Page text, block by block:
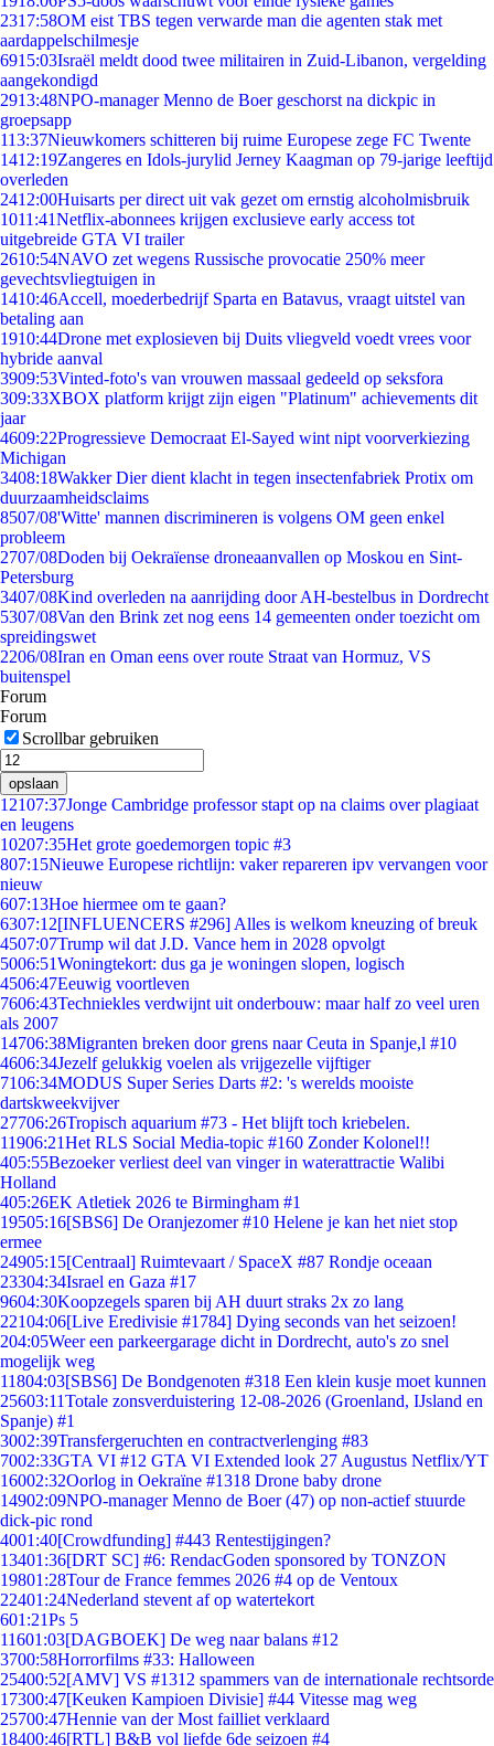
2317:58OM eist TBS tegen verwarde man die agenten stak met
aardappelschilmesje
6915:03Israël meldt dood twee militairen in Zuid-Libanon, vergelding
aangekondigd
2913:48NPO-manager Menno de Boer geschorst na dickpic in
groepsapp
113:37Nieuwkomers schitteren bij ruime Europese zege FC Twente
1412:19Zangeres en Idols-jurylid Jerney Kaagman op 79-jarige leeftijd
overleden
2412:00Huisarts per direct uit vak gezet om ernstig alcoholmisbruik
1011:41Netflix-abonnees krijgen exclusieve early access tot
uitgebreide GTA VI trailer
2610:54NAVO zet wegens Russische provocatie 250% meer
gevechtsvliegtuigen in
1410:46Accell, moederbedrijf Sparta en Batavus, vraagt uitstel van
betaling aan
1910:44Drone met explosieven bij Duits vliegveld voedt vrees voor
hybride aanval
3909:53Vinted-foto's van vrouwen massaal gedeeld op seksfora
309:33XBOX platform krijgt zijn eigen "Platinum" achievements dit
jaar
4609:22Progressieve Democraat El-Sayed wint nipt voorverkiezing
Michigan
3408:18Wakker Dier dient klacht in tegen insectenfabriek Protix om
duurzaamheidsclaims
8507/08'Witte' mannen discrimineren is volgens OM geen enkel
probleem
2707/08Doden bij Oekraïense droneaanvallen op Moskou en Sint-
Petersburg
3407/08Kind overleden na aanrijding door AH-bestelbus in Dordrecht
5307/08Van den Brink zet nog eens 14 gemeenten onder toezicht om
spreidingswet
2206/08Iran en Oman eens over route Straat van Hormuz, VS
buitenspel
Forum
Forum
Scrollbar gebruiken
opslaan
12107:37Jonge Cambridge professor stapt op na claims over plagiaat
en leugens
10207:35Het grote goedemorgen topic #3
807:15Nieuwe Europese richtlijn: vaker repareren ipv vervangen voor
nieuw
607:13Hoe hiermee om te gaan?
6307:12[INFLUENCERS #296] Alles is welkom kneuzing of breuk
4507:07Trump wil dat J.D. Vance hem in 2028 opvolgt
5006:51Woningtekort: dus ga je woningen slopen, logisch
4506:47Eeuwig voortleven
7606:43Techniekles verdwijnt uit onderbouw: maar half zo veel uren
als 2007
14706:38Migranten breken door grens naar Ceuta in Spanje,l #10
4606:34Jezelf gelukkig voelen als vrijgezelle vijftiger
7106:34MODUS Super Series Darts #2: 's werelds mooiste
dartskweekvijver
27706:26Tropisch aquarium #73 - Het blijft toch kriebelen.
11906:21Het RLS Social Media-topic #160 Zonder Kolonel!!
405:55Bezoeker verliest deel van vinger in waterattractie Walibi
Holland
405:26EK Atletiek 2026 te Birmingham #1
19505:16[SBS6] De Oranjezomer #10 Helene je kan het niet stop
ermee
24905:15[Centraal] Ruimtevaart / SpaceX #87 Rondje oceaan
23304:34Israel en Gaza #17
9604:30Koopzegels sparen bij AH duurt straks 2x zo lang
22104:06[Live Eredivisie #1784] Dying seconds van het seizoen!
204:05Weer een parkeergarage dicht in Dordrecht, auto's zo snel
mogelijk weg
11804:03[SBS6] De Bondgenoten #318 Een klein kusje moet kunnen
25603:11Totale zonsverduistering 12-08-2026 (Groenland, IJsland en
Spanje) #1
3002:39Transfergeruchten en contractverlenging #83
7002:33GTA VI #12 GTA VI Extended look 27 Augustus Netflix/YT
16002:32Oorlog in Oekraïne #1318 Drone baby drone
14902:09NPO-manager Menno de Boer (47) op non-actief stuurde
dick-pic rond
4001:40[Crowdfunding] #443 Rentestijgingen?
13401:36[DRT SC] #6: RendacGoden sponsored by TONZON
19801:28Tour de France femmes 2026 #4 op de Ventoux
22401:24Nederland stevent af op watertekort
601:21Ps 5
11601:03[DAGBOEK] De weg naar balans #12
3700:58Horrorfilms #33: Halloween
25400:52[AMV] VS #1312 spammers van de internationale rechtsorde
17300:47[Keuken Kampioen Divisie] #44 Vitesse mag weg
25700:47Hennie van der Most failliet verklaard
18400:46[RTL] B&B vol liefde 6de seizoen #4